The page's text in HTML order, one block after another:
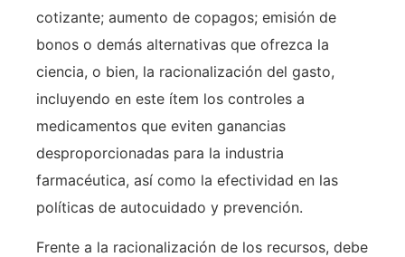
cotizante; aumento de copagos; emisión de
bonos o demás alternativas que ofrezca la
ciencia, o bien, la racionalización del gasto,
incluyendo en este ítem los controles a
medicamentos que eviten ganancias
desproporcionadas para la industria
farmacéutica, así como la efectividad en las
políticas de autocuidado y prevención.
Frente a la racionalización de los recursos, debe